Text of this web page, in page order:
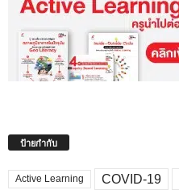
ป้ายกำกับ
Active Learning COVID-19